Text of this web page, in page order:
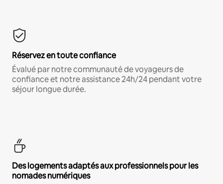
Réservez en toute confiance
Évalué par notre communauté de voyageurs de
confiance et notre assistance 24h/24 pendant votre
séjour longue durée.
Des logements adaptés aux professionnels pour les
nomades numériques